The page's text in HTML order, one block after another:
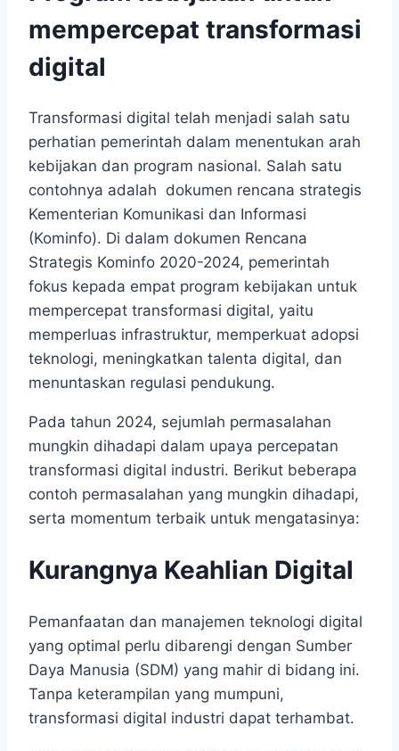
mempercepat transformasi
digital
Transformasi digital telah menjadi salah satu
perhatian pemerintah dalam menentukan arah
kebijakan dan program nasional. Salah satu
contohnya adalah dokumen rencana strategis
Kementerian Komunikasi dan Informasi
(Kominfo). Di dalam dokumen Rencana
Strategis Kominfo 2020-2024, pemerintah
fokus kepada empat program kebijakan untuk
mempercepat transformasi digital, yaitu
memperluas infrastruktur, memperkuat adopsi
teknologi, meningkatkan talenta digital, dan
menuntaskan regulasi pendukung.
Pada tahun 2024, sejumlah permasalahan
mungkin dihadapi dalam upaya percepatan
transformasi digital industri. Berikut beberapa
contoh permasalahan yang mungkin dihadapi,
serta momentum terbaik untuk mengatasinya:
Kurangnya Keahlian Digital
Pemanfaatan dan manajemen teknologi digital
yang optimal perlu dibarengi dengan Sumber
Daya Manusia (SDM) yang mahir di bidang ini.
Tanpa keterampilan yang mumpuni,
transformasi digital industri dapat terhambat.